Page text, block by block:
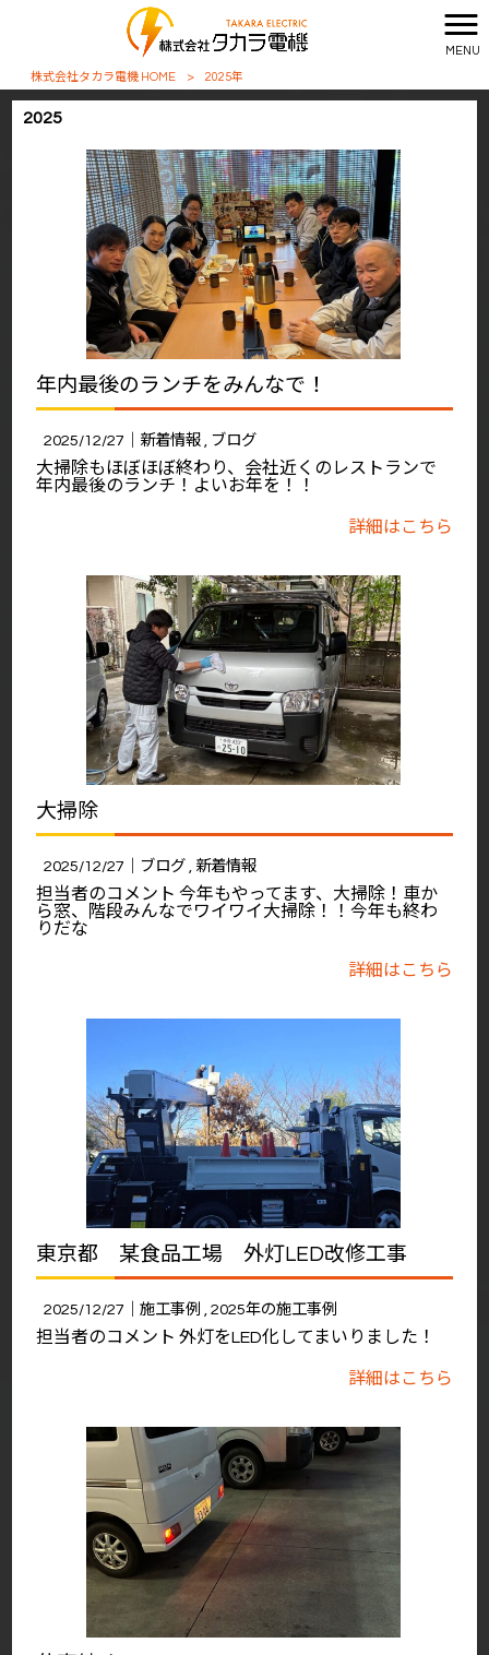
MENU
株式会社タカラ電機 HOME > 2025年
2025
年内最後のランチをみんなで！
2025/12/27｜ 新着情報 ブログ
大掃除もほぼほぼ終わり、会社近くのレストランで
年内最後のランチ！よいお年を！！
詳細はこちら
大掃除
2025/12/27｜ ブログ 新着情報
担当者のコメント 今年もやってます、大掃除！車か
ら窓、階段みんなでワイワイ大掃除！！今年も終わ
りだな
詳細はこちら
東京都 某食品工場 外灯LED改修工事
2025/12/27｜施工事例 2025年の施工事例
担当者のコメント 外灯をLED化してまいりました！
詳細はこちら